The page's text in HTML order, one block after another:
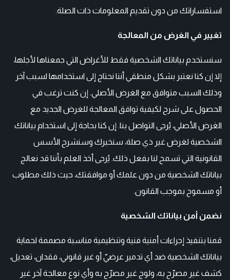
استفساراتك من دون تقديم المعلومات ذات الصلة.
تغيير في الغرض من المعالجة
سنستخدم بياناتك الشخصية فقط للأغراض التي جمعناها لأجلها،
إلا إن كنا نعتبر بشكل منطقي أننا نحتاج إلى استخدامها لسبب آخر
وذلك السبب متوافق مع الغرض الأصلي. إن كنت ترغب في
الحصول على شرح لكيفية توافق المعالجة للغرض الجديد مع
الغرض الأصلي، يُرجى التواصل بنا. إن كنا بحاجة إلى استخدام بياناتك
الشخصية لغرض غير ذي صلة، سنخبرك وسنشرح الأسس
القانونية التي تسمح لنا بفعل ذلك. يُرجى أخذ العلم بأننا قد نعالج
بياناتك الشخصية من دون علمك أو موافقتك، حيث ذلك مطلوب
أو مسموح بموجب القانون.
نضمن أمن بياناتك الشخصية
قمنا بتنفيذ إجراءات أمنية فنية وتنظيمية مناسبة مصممة لحماية
بياناتك الشخصية ضد أي تدمير عرضيّ أو غير قانوني، فقدان، تعديل،
كشف غير مصرّح به، ولوج غير مصرّح به وأي نوع معالجة آخر غير